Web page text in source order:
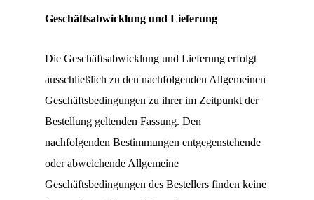
Geschäftsabwicklung und Lieferung
Die Geschäftsabwicklung und Lieferung erfolgt
ausschließlich zu den nachfolgenden Allgemeinen
Geschäftsbedingungen zu ihrer im Zeitpunkt der
Bestellung geltenden Fassung. Den
nachfolgenden Bestimmungen entgegenstehende
oder abweichende Allgemeine
Geschäftsbedingungen des Bestellers finden keine